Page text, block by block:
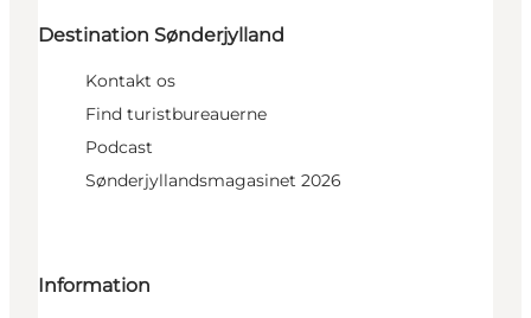
Destination Sønderjylland
Kontakt os
Find turistbureauerne
Podcast
Sønderjyllandsmagasinet 2026
Information